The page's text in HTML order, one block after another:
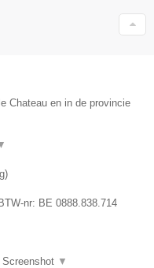
Chateau en in de provincie
)
BTW-nr: BE 0888.838.714
Screenshot ▼